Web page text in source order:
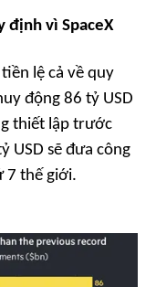
định vì SpaceX
lệ cả về quy
động 86 tỷ USD
thiết lập trước
USD sẽ đưa công
7 thế giới.